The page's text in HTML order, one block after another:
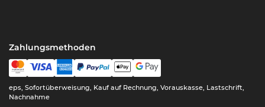
Zahlungsmethoden
eps, Sofortüberweisung, Kauf auf Rechnung, Vorauskasse, Lastschrift,
Nachnahme